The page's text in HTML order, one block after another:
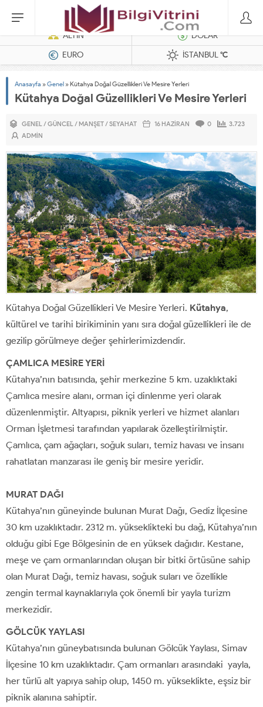
Dizel Jeneratörler
ALTIN
DOLAR
EURO
İSTANBUL°C
Anasayfa »Genel »Kütahya Doğal Güzellikleri Ve Mesire Yerleri
Kütahya Doğal Güzellikleri Ve Mesire Yerleri
GENEL/GÜNCEL/ MANŞET/SEYAHAT 16 HAZIRAN 0
3.723
ADMIN
Kütahya Doğal Güzellikleri Ve Mesire Yerleri. Kütahya,
kültürel ve tarihi birikiminin yanı sıra doğal güzellikleri ile de
gezilip görülmeye değer şehirlerimizdendir.
ÇAMLICA MESİRE YERİ
Kütahya’nın batısında, şehir merkezine 5 km. uzaklıktaki
Çamlıca mesire alanı, orman içi dinlenme yeri olarak
düzenlenmiştir. Altyapısı, piknik yerleri ve hizmet alanları
Orman İşletmesi tarafından yapılarak özelleştirilmiştir.
Çamlıca, çam ağaçları, soğuk suları, temiz havası ve insanı
rahatlatan manzarası ile geniş bir mesire yeridir.
MURAT DAĞI
Kütahya’nın güneyinde bulunan Murat Dağı, Gediz İlçesine
30 km uzaklıktadır. 2312 m. yükseklikteki bu dağ, Kütahya’nın
olduğu gibi Ege Bölgesinin de en yüksek dağıdır. Kestane,
meşe ve çam ormanlarından oluşan bir bitki örtüsüne sahip
olan Murat Dağı, temiz havası, soğuk suları ve özellikle
zengin termal kaynaklarıyla çok önemli bir yayla turizm
merkezidir.
GÖLCÜK YAYLASI
Kütahya’nın güneybatısında bulunan Gölcük Yaylası, Simav
İlçesine 10 km uzaklıktadır. Çam ormanları arasındaki yayla,
her türlü alt yapıya sahip olup, 1450 m. yükseklikte, eşsiz bir
piknik alanına sahiptir.